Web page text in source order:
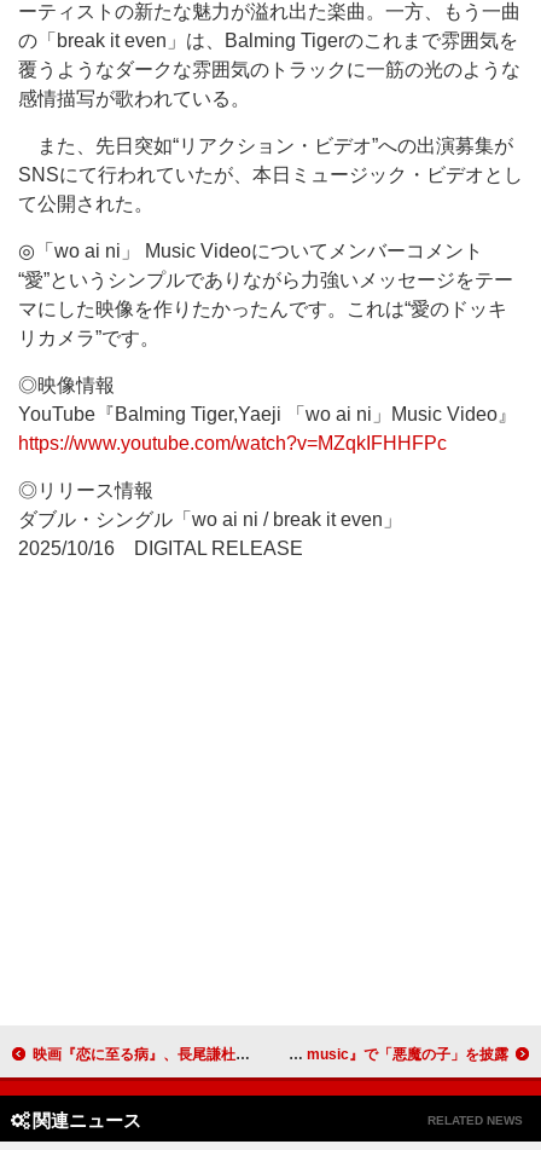
ーティストの新たな魅力が溢れ出た楽曲。一方、もう一曲
の「break it even」は、Balming Tigerのこれまで雰囲気を
覆うようなダークな雰囲気のトラックに一筋の光のような
感情描写が歌われている。
また、先日突如“リアクション・ビデオ”への出演募集が
SNSにて行われていたが、本日ミュージック・ビデオとし
て公開された。
◎「wo ai ni」 Music Videoについてメンバーコメント
“愛”というシンプルでありながら力強いメッセージをテー
マにした映像を作りたかったんです。これは“愛のドッキ
リカメラ”です。
◎映像情報
YouTube『Balming Tiger,Yaeji 「wo ai ni」Music Video』
https://www.youtube.com/watch?v=MZqkIFHHFPc
◎リリース情報
ダブル・シングル「wo ai ni / break it even」
2025/10/16 DIGITAL RELEASE
映画『恋に至る病』、長尾謙杜＆山田杏奈が撮影した“インスタントカメラ写真”＆特別映像も公開 ヒグチアイ、韓国発のYouTubeチャンネル『dingo music』で「悪魔の子」を披露
関連ニュース RELATED NEWS